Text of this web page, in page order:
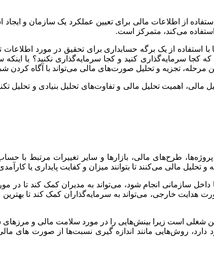
از اطلاعات مالی برای تعیین عملکرد یک سازمان و ایجاد
استفاده می‌کند، متمرکز است.
استفاده از یک برگه حسابداری برای تحقیق در مورد
کجا سرمایه‌گذاری کنید و کجا سرمایه‌گذاری نکنید؟ یا اینکه
مرحله، تجزیه و تحلیل صورت‌های مالی می‌تواند با آگاه
مالی، اهمیت تحلیل مالی و تفاوت‌های تحلیل بنیادی و تحلیل
پروژه‌ها، طرح‌های مالی، بازارها و سایر تغییرات مرتبط
و تحلیل مالی می‌کنند تا بتوانند میزان و کفایت پایداری یا
سازمانی انجام شود، می‌تواند به مدیران کمک کند تا در
هدایت خارجی، می‌تواند به سرمایه‌گذاران کمک کند تا
شغلی است زیرا بینش‌هایی را در مورد سلامت مالی و
دارد، روش‌هایی مانند اندازه گیری نسبت‌ها از صورت های